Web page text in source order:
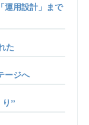
運用設計」まで
た
ージへ
り”